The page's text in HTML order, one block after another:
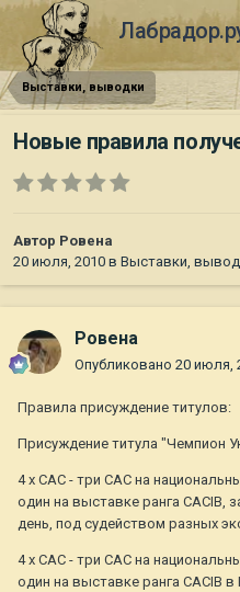
Выставки, выводки
Новые правила
Автор Ровена
20 июля, 2010 в Выставки,
Ровена
Опубликовано 20 июля,
Правила присуждение титулов:
Присуждение титула "Чемпион
4 х САС - три САС на
один на выставке ранга CACIB,
день, под судейством разных
4 х САС - три САС на
один на выставке ранга CACIB